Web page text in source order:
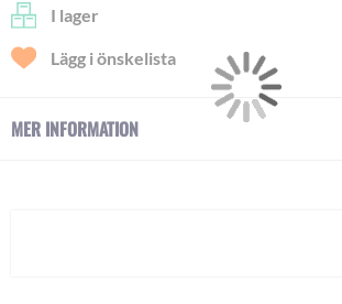
I lager
Lägg i önskelista
MER INFORMATION